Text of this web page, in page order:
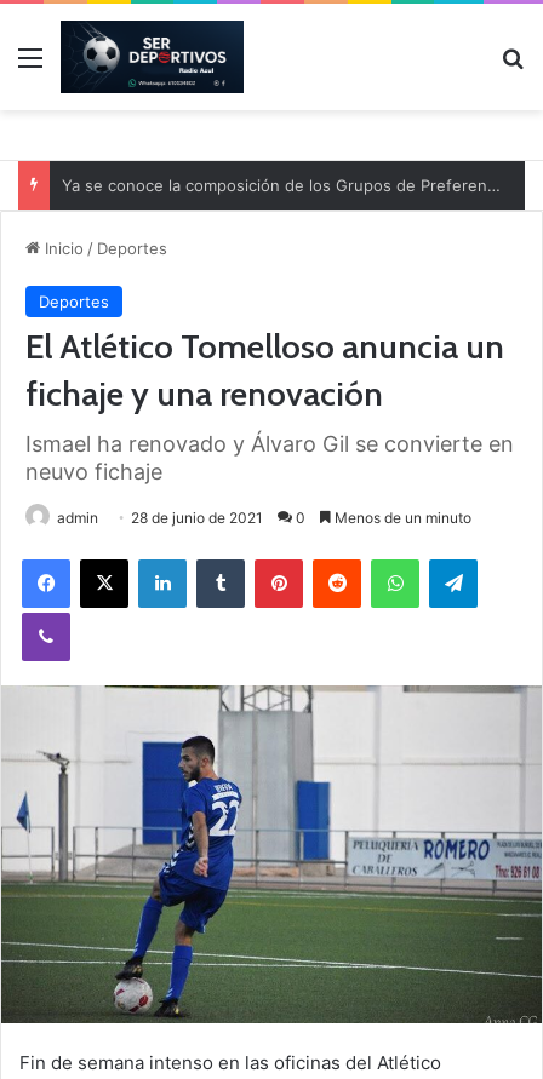
Menú
Ya se conoce la composición de los Grupos de Preferente y el calendario
Inicio / Deportes
Deportes
El Atlético Tomelloso anuncia un
fichaje y una renovación
Ismael ha renovado y Álvaro Gil se convierte en
neuvo fichaje
admin 28 de junio de 2021 0 Menos de un minuto
Fin de semana intenso en las oficinas del Atlético